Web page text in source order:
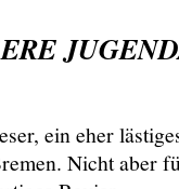
ein eher
Nicht aber